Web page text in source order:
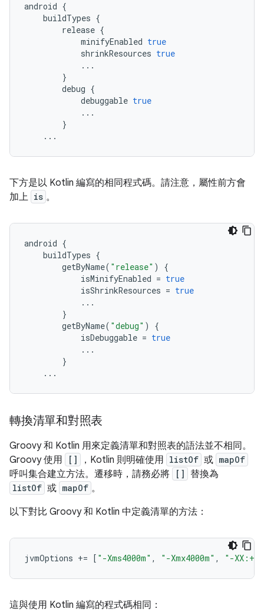
android {
buildTypes {
release {
minifyEnabled true
shrinkResources true
...
}
debug {
debuggable true
...
}
...
下方是以 Kotlin 編寫的相同程式碼。請注意，屬性前方會
加上 is 。
android {
buildTypes {
getByName( "release" )
{
isMinifyEnabled = true
isShrinkResources = true
...
}
getByName( "debug" )
{
isDebuggable = true
...
}
...
轉換清單和對照表
Groovy 和 Kotlin 用來定義清單和對照表的語法並不相同。
Groovy 使用
[] ，Kotlin 則明確使用 listOf 或 mapOf
呼叫集合建立方法。遷移時，請務必將 [] 替換為
listOf 或 mapOf 。
以下對比 Groovy 和 Kotlin 中定義清單的方法：
jvmOptions += [ "-Xms4000m" , "-Xmx4000m" , "-
這與使用 Kotlin 編寫的程式碼相同：